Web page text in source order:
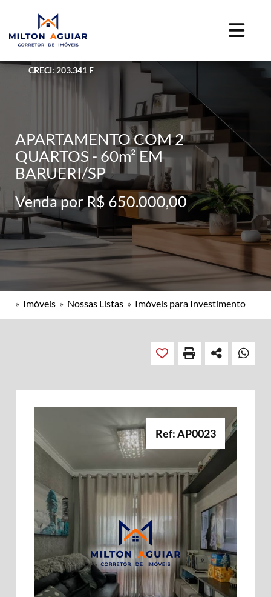
CRECI: 203.341 F
APARTAMENTO COM 2
QUARTOS - 60m² EM
BARUERI/SP
Venda por R$ 650.000,00
» Imóveis » Nossas Listas » Imóveis para Investimento
Ref: AP0023